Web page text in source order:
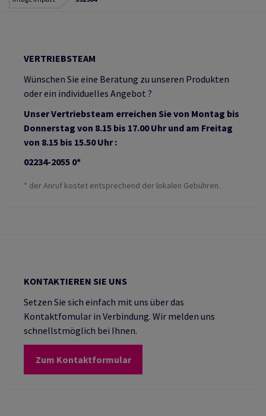
VERTRIEBSTEAM
Wünschen Sie eine Beratung zu unseren Produkten
oder ein individuelles Angebot ?
Unser Vertriebsteam erreichen Sie von Montag bis
Donnerstag von 8.15 bis 17.00 Uhr und am Freitag
von 8.15 bis 15.50 Uhr :
02234-2055 0*
* der Anruf kostet entsprechend der lokalen Gebühren.
KONTAKTIEREN SIE UNS
Setzen Sie sich einfach mit uns über das
Kontaktfomular in Verbindung. Wir melden uns
schnellstmöglich bei Ihnen.
Zum Kontaktformular